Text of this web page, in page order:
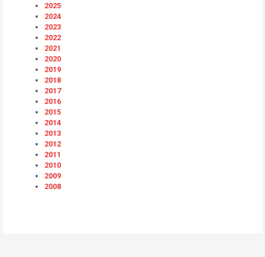
2025
2024
2023
2022
2021
2020
2019
2018
2017
2016
2015
2014
2013
2012
2011
2010
2009
2008